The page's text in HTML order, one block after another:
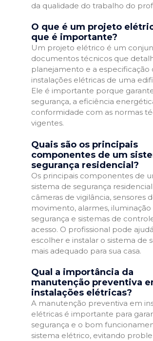
da qualidade do trabalho do
O que é um projeto
que é importante?
Um projeto elétrico é um
documentos técnicos que
planejamento e a especificação
instalações elétricas de uma
Ele é importante porque
segurança, a eficiência
conformidade com as normas
vigentes.
Quais são os principais
componentes de um
segurança residencial?
Os principais componentes de
sistema de segurança
câmeras de vigilância, sensores
movimento, alarmes, iluminação
segurança e sistemas de
acesso. O profissional pode
escolher e instalar o sistema de
mais adequado para sua casa.
Qual a importância da
manutenção preventiva
instalações elétricas?
A manutenção preventiva em
elétricas é importante para
segurança e o bom
sistema elétrico, evitando